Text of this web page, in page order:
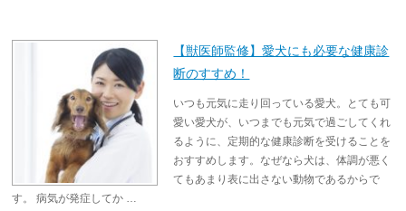
【獣医師監修】愛犬にも必要な健康診
断のすすめ！
いつも元気に走り回っている愛犬。とても可
愛い愛犬が、いつまでも元気で過ごしてくれ
るように、定期的な健康診断を受けることを
おすすめします。なぜなら犬は、体調が悪く
てもあまり表に出さない動物であるからで
す。 病気が発症してか …